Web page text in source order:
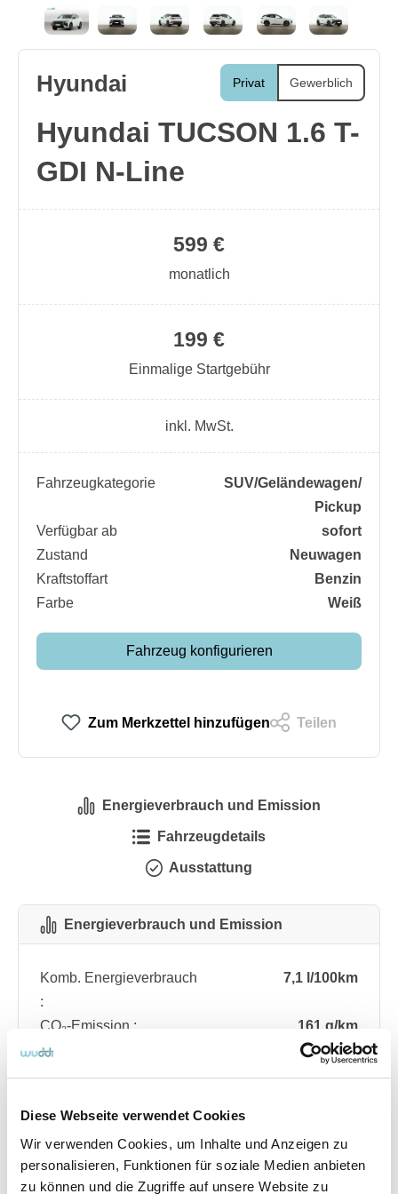
Diese Webseite verwendet Cookies
Wir verwenden Cookies, um Inhalte und Anzeigen zu
personalisieren, Funktionen für soziale Medien anbieten
zu können und die Zugriffe auf unsere Website zu
Privat Gewerblich
Hyundai
Hyundai TUCSON 1.6 T-
GDI N-Line
199 €
Einmalige Startgebühr
599 €
monatlich
inkl. MwSt.
Fahrzeugkategorie
SUV/​Geländewagen/​
Pickup
Verfügbar ab
sofort
Zustand
Neuwagen
Kraftstoffart
Benzin
Farbe
Weiß
Fahrzeug konfigurieren
Zum Merkzettel hinzufügen Teilen
Energieverbrauch und Emission
Fahrzeugdetails
Ausstattung
Energieverbrauch und Emission
Komb. Energieverbrauch
:
7,1 l/100km
CO₂-Emission :
161 g/km
CO₂-Klasse :
F
Angebotsnummer ABO76.450